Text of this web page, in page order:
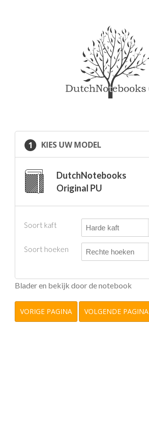
1 KIES UW MODEL
DutchNotebooks
Original PU
Soort kaft
Soort hoeken
Blader en bekijk door de notebook
VORIGE PAGINA VOLGENDE PAGINA